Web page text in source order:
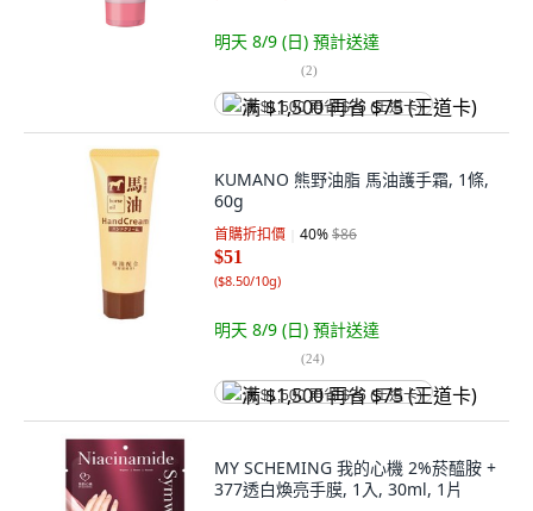
明天 8/9 (日) 預計送達
(2)
满 $1,500 再省 $75 (王道卡)
KUMANO 熊野油脂 馬油護手霜, 1條,
60g
首購折扣價 40%$86
$51
($8.50/10g)
明天 8/9 (日) 預計送達
(24)
满 $1,500 再省 $75 (王道卡)
MY SCHEMING 我的心機 2%菸醯胺 +
377透白煥亮手膜, 1入, 30ml, 1片